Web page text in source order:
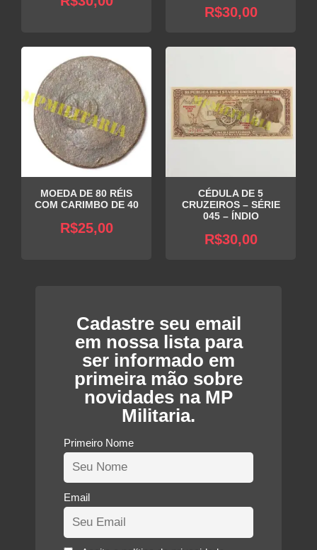
R$30,00
MOEDA DE 80 RÉIS
COM CARIMBO DE 40
R$25,00
CÉDULA DE 5
CRUZEIROS – SÉRIE
045 – ÍNDIO
R$30,00
Cadastre seu email
em nossa lista para
ser informado em
primeira mão sobre
novidades na MP
Militaria.
Primeiro Nome
Email